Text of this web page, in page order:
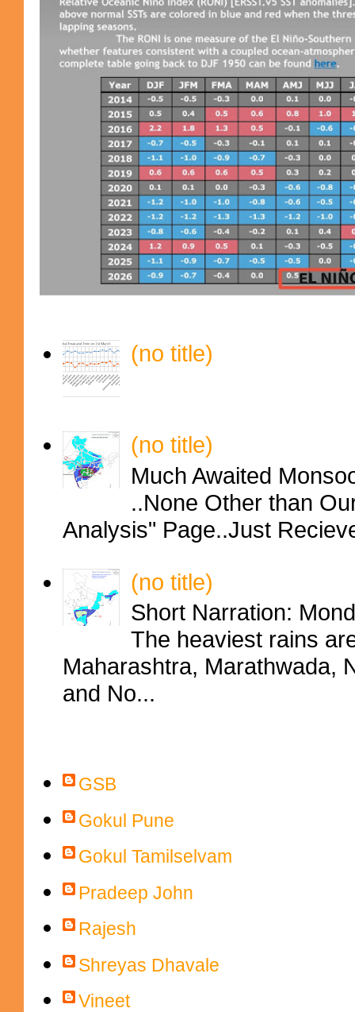
(no title)
(no title)
Much Awaited
..None Other than
Analysis" Page..Just
(no title)
Short Narration:
The heaviest rains
Maharashtra, Marathwada,
and No...
GSB
Gokul Pune
Gokul Tamilselvam
Pradeep John
Rajesh
Shreyas Dhavale
Vineet